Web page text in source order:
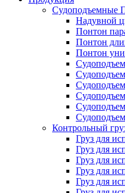
Судоподъемные
Надувной
Понтон
Понтон
Понтон
Контрольный
Груз для
Груз для
Груз для
Груз для
Груз для